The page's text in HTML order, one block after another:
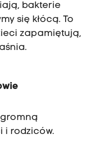
bakterie
się kłócą. To
zapamiętują,
i rodziców.